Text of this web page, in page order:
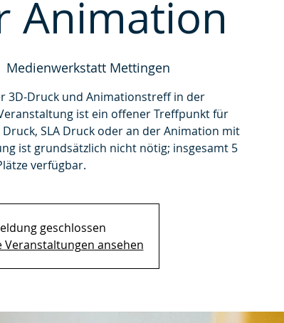
Animation
Medienwerkstatt Mettingen
3D-Druck und Animationstreff in der
ist ein offener Treffpunkt für
SLA Druck oder an der Animation mit
ist grundsätzlich nicht nötig; insgesamt 5
verfügbar.
geschlossen
Veranstaltungen ansehen